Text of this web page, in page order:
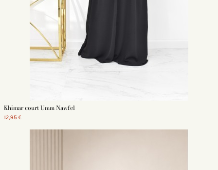
Khimar court Umm Nawfel
12,95 €